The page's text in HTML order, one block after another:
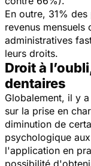
En outre, 31%
revenus mensuels
administratives
leurs droits.
Droit à
dentaires
Globalement, il y
sur la prise en
diminution de
psychologique
l'application en
possibilité